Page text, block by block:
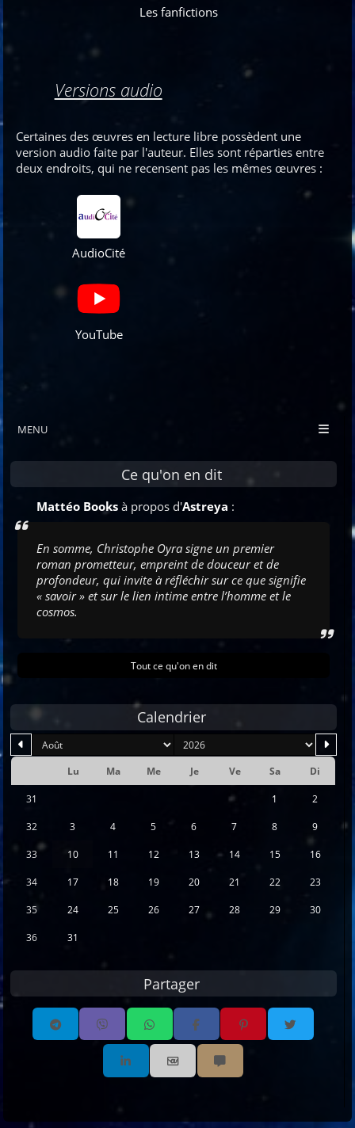
MENU
Ce qu'on en dit
Mattéo Books à propos d'Astreya :
En somme, Christophe Oyra signe un premier
roman prometteur, empreint de douceur et de
profondeur, qui invite à réfléchir sur ce que signifie
« savoir » et sur le lien intime entre l’homme et le
cosmos.
Tout ce qu'on en dit
Calendrier
mois
an
Lu Ma Me Je Ve Sa Di
31 1 2
32 3 4 5 6 7 8 9
33 10 11 12 13 14 15 16
34 17 18 19 20 21 22 23
35 24 25 26 27 28 29 30
36 31
Partager
Partager par email
Les fanfictions
Versions audio
Certaines des œuvres en lecture libre possèdent une
version audio faite par l'auteur. Elles sont réparties entre
deux endroits, qui ne recensent pas les mêmes œuvres :
AudioCité
YouTube